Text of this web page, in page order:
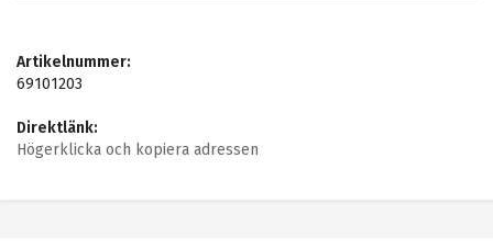
Artikelnummer:
69101203
Direktlänk:
Högerklicka och kopiera adressen